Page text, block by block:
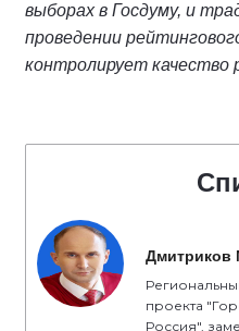
выборах в Госдуму, и
проведении
контролирует качество
Дмитриков
проекта
Россия",